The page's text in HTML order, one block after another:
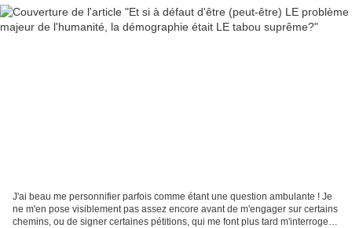
J'ai beau me personnifier parfois comme étant une question ambulante ! Je
ne m'en pose visiblement pas assez encore avant de m'engager sur certains
chemins, ou de signer certaines pétitions, qui me font plus tard m'interroger